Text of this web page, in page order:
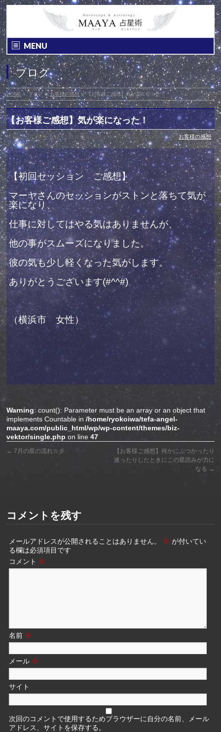
MENU
ブログ
HOME» ブログ » お客様の感想» 【お客様ご感想】気が楽になった！
【お客様ご感想】気が楽になった！
投稿日 : 2023年6月30日 最終更新日時 : 2023年6月30日 カテゴリー :お客様の感想
【初回セッション ご感想】
マーヤさんのセッションがストンと落ちて気が
楽になり、
仕事に対してはやる気はありませんが、
他の事がスムーズになりました。
彼の気も少し軽くなった気がします。
ありがとうございます(#^^#)
（横浜市 女性）
Warning: count(): Parameter must be an array or an object that
implements Countable in/home/ryokoiwa/tefa-angel-
maaya.com/public_html/wp/wp-content/themes/biz-
vektor/single.php on line47
← 7月の星の流れ☆彡
【お客様ご感想】何かにぶつかったり
迷ったりしたときにこの星読みが力に
なる →
コメントを残す
メールアドレスが公開されることはありません。 ※ が付いてい
る欄は必須項目です
コメント ※
名前 ※
メール ※
サイト
次回のコメントで使用するためブラウザーに自分の名前、メール
アドレス、サイトを保存する。